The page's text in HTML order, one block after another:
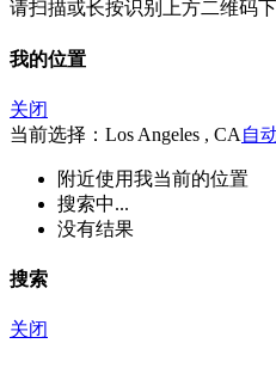
请扫描或长按识别上方二维码
我的位置
关闭
当前选择：Los Angeles , CA 自
附近使用我当前的位置
搜索中...
没有结果
搜索
关闭